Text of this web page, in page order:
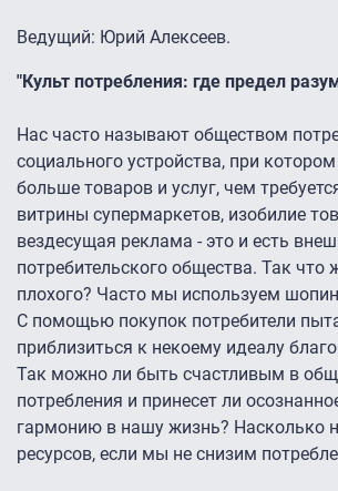
Ведущий: Юрий Алексеев.
"Культ потребления: где предел
Нас часто называют обществом
социального устройства, при
больше товаров и услуг, чем
витрины супермаркетов, изобилие
вездесущая реклама - это и есть
потребительского общества. Так что
плохого? Часто мы используем
С помощью покупок потребители
приблизиться к некоему идеалу
Так можно ли быть счастливым в
потребления и принесет ли
гармонию в нашу жизнь? Насколько
ресурсов, если мы не снизим